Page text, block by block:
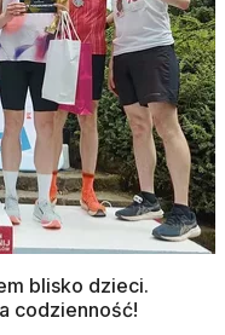
blisko dzieci.
codzienność!